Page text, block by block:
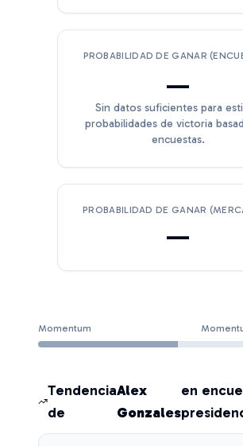
PROBABILIDAD DE GANAR
—
Sin datos suficientes para
probabilidades de victoria
encuestas.
PROBABILIDAD DE GANAR
—
Momentum
Tendencia
de
Alex
Gonzales
en